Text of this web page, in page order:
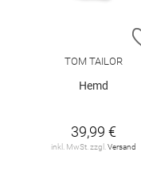
TOM TAILOR
Hemd
39,99 €
inkl. MwSt. zzgl. Versand